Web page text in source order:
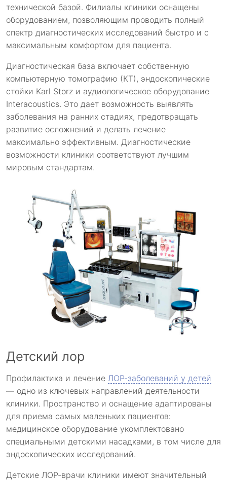
технической базой. Филиалы клиники оснащены
оборудованием, позволяющим проводить полный
спектр диагностических исследований быстро и с
максимальным комфортом для пациента.
Диагностическая база включает собственную
компьютерную томографию (КТ), эндоскопические
стойки Karl Storz и аудиологическое оборудование
Interacoustics. Это дает возможность выявлять
заболевания на ранних стадиях, предотвращать
развитие осложнений и делать лечение
максимально эффективным. Диагностические
возможности клиники соответствуют лучшим
мировым стандартам.
Детский лор
Профилактика и лечение ЛОР-заболеваний у детей
— одно из ключевых направлений деятельности
клиники. Пространство и оснащение адаптированы
для приема самых маленьких пациентов:
медицинское оборудование укомплектовано
специальными детскими насадками, в том числе для
эндоскопических исследований.
Детские ЛОР-врачи клиники имеют значительный